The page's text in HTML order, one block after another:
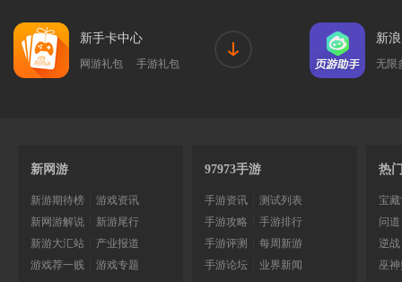
新手卡中心
网游礼包 手游礼包
新
无限
新网游
新游期待榜
游戏资讯
新网游解说
新游尾行
新游大汇站
产业报道
游戏荐一贱
游戏专题
97973手游
手游资讯
测试列表
手游攻略
手游排行
手游评测
每周新游
手游论坛
业界新闻
热
宝
问道
逆战
巫